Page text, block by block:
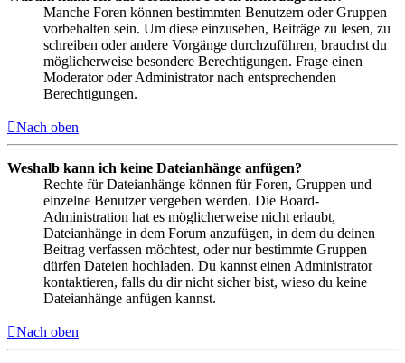
Manche Foren können bestimmten Benutzern oder Gruppen
vorbehalten sein. Um diese einzusehen, Beiträge zu lesen, zu
schreiben oder andere Vorgänge durchzuführen, brauchst du
möglicherweise besondere Berechtigungen. Frage einen
Moderator oder Administrator nach entsprechenden
Berechtigungen.
Nach oben
Weshalb kann ich keine Dateianhänge anfügen?
Rechte für Dateianhänge können für Foren, Gruppen und
einzelne Benutzer vergeben werden. Die Board-
Administration hat es möglicherweise nicht erlaubt,
Dateianhänge in dem Forum anzufügen, in dem du deinen
Beitrag verfassen möchtest, oder nur bestimmte Gruppen
dürfen Dateien hochladen. Du kannst einen Administrator
kontaktieren, falls du dir nicht sicher bist, wieso du keine
Dateianhänge anfügen kannst.
Nach oben